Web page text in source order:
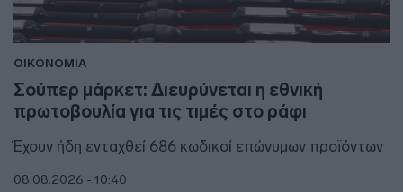
ΟΙΚΟΝΟΜΙΑ
Σούπερ μάρκετ: Διευρύνεται η εθνική
πρωτοβουλία για τις τιμές στο ράφι
Έχουν ήδη ενταχθεί 686 κωδικοί επώνυμων προϊόντων
08.08.2026 - 10:40